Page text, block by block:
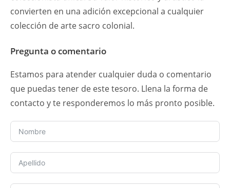
convierten en una adición excepcional a cualquier
colección de arte sacro colonial.
Pregunta o comentario
Estamos para atender cualquier duda o comentario
que puedas tener de este tesoro. Llena la forma de
contacto y te responderemos lo más pronto posible.